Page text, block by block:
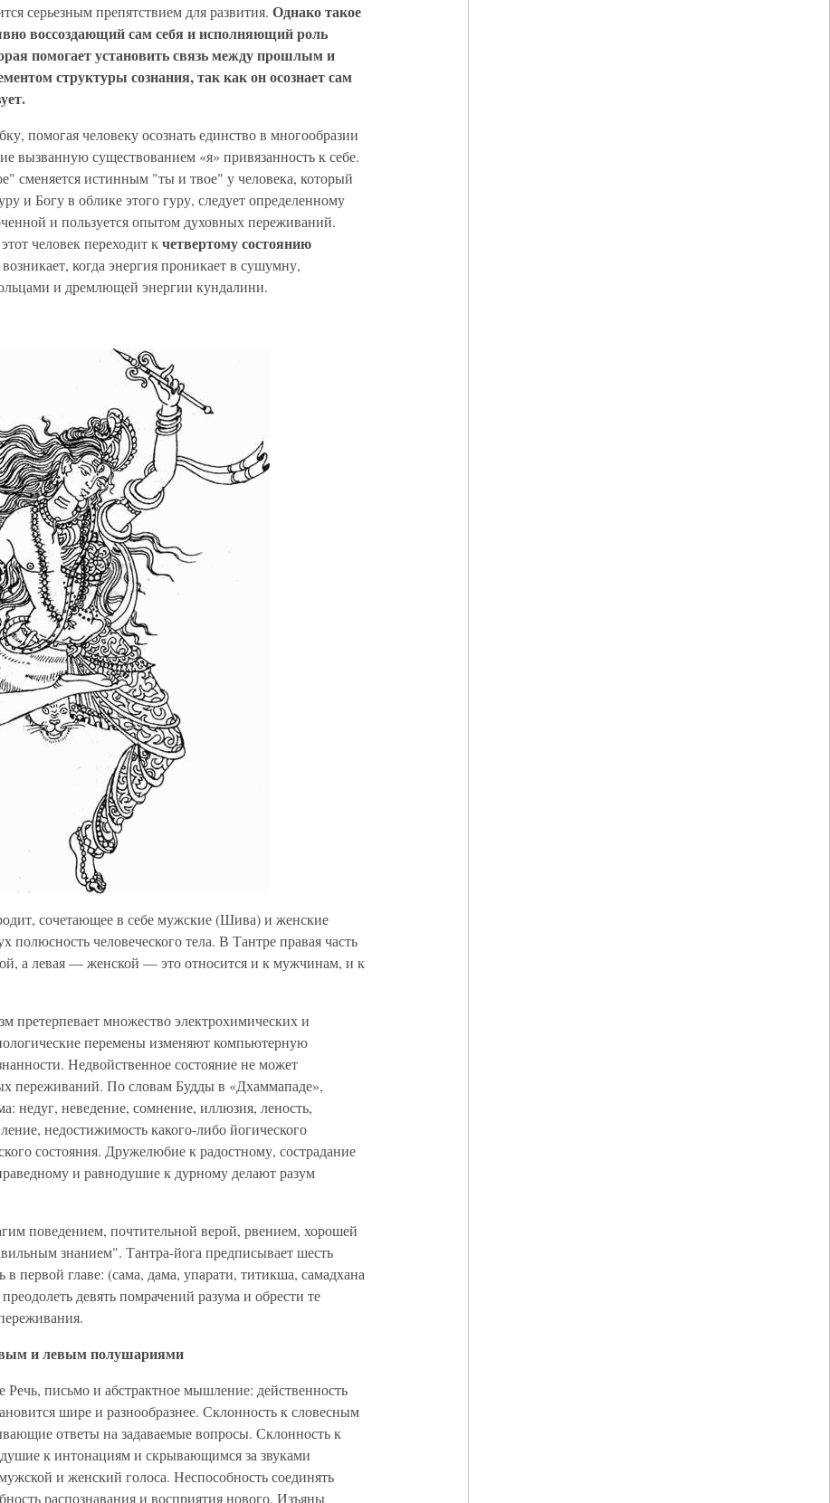
серьезным препятствием для развития. Однако такое
воссоздающий сам себя и исполняющий роль
помогает установить связь между прошлым и
структуры сознания, так как он осознает сам
помогая человеку осознать единство в многообразии
вызванную существованием «я» привязанность к себе.
сменяется истинным "ты и твое" у человека, который
и Богу в облике этого гуру, следует определенному
и пользуется опытом духовных переживаний.
человек переходит кчетвертому состоянию
когда энергия проникает в сушумну,
и дремлющей энергии кундалини.
сочетающее в себе мужские (Шива) и женские
полюсность человеческого тела. В Тантре правая часть
а левая — женской — это относится и к мужчинам, и к
претерпевает множество электрохимических и
перемены изменяют компьютерную
Недвойственное состояние не может
переживаний. По словам Будды в «Дхаммападе»,
недуг, неведение, сомнение, иллюзия, леность,
недостижимость какого-либо йогического
состояния. Дружелюбие к радостному, сострадание
и равнодушие к дурному делают разум
поведением, почтительной верой, рвением, хорошей
знанием". Тантра-йога предписывает шесть
первой главе: (сама, дама, упарати, титикша, самадхана
девять помрачений разума и обрести те
и левым полушариями
письмо и абстрактное мышление: действенность
шире и разнообразнее. Склонность к словесным
ответы на задаваемые вопросы. Склонность к
к интонациям и скрывающимся за звуками
и женский голоса. Неспособность соединять
распознавания и восприятия нового. Изъяны